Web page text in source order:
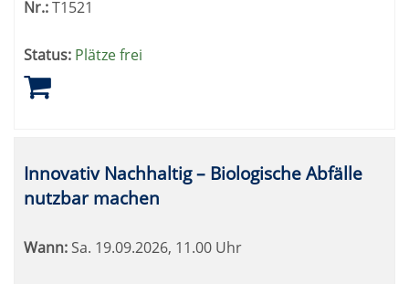
Nr.:T1521
Status: Plätze frei
Innovativ Nachhaltig – Biologische Abfälle
nutzbar machen
Wann: Sa. 19.09.2026, 11.00 Uhr